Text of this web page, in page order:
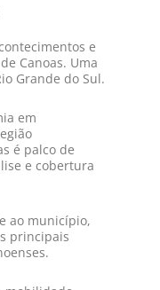
e
Canoas. Uma
Grande do Sul.
em
é palco de
e cobertura
ao município,
principais